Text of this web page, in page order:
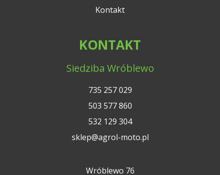
Kontakt
KONTAKT
Siedziba Wróblewo
735 257 029
503 577 860
532 129 304
sklep@agrol-moto.pl
Wróblewo 76